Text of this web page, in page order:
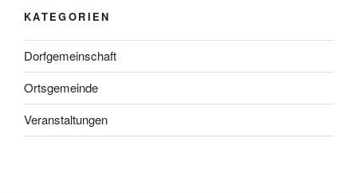
KATEGORIEN
Dorfgemeinschaft
Ortsgemeinde
Veranstaltungen